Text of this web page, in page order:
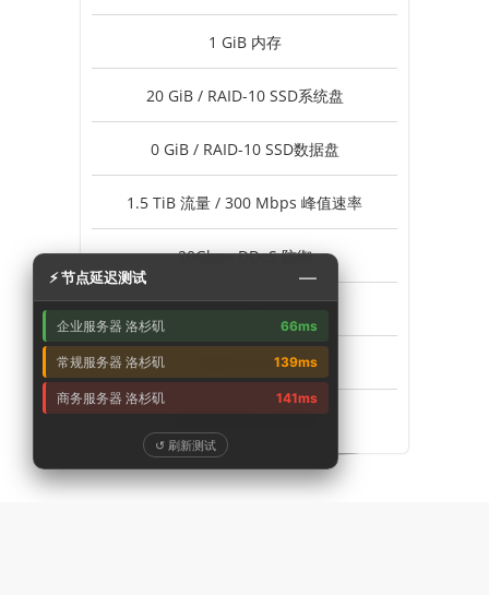
1 GiB 内存
20 GiB / RAID-10 SSD系统盘
0 GiB / RAID-10 SSD数据盘
1.5 TiB 流量 / 300 Mbps 峰值速率
20Gbps DDoS 防御
不支持 Windows
美国-洛杉矶 企业专线
⚡ 节点延迟测试 —
企业服务器 洛杉矶 66ms
常规服务器 洛杉矶 139ms
商务服务器 洛杉矶 141ms
↺ 刷新测试